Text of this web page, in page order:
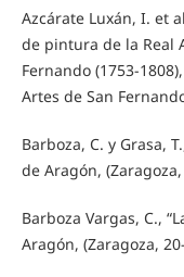
Azcárate Luxán, I. et
de pintura de la Real
Fernando (1753-
Artes de San
Barboza, C. y Grasa,
de Aragón,
Barboza Vargas, C.,
Aragón, (Zaragoza,